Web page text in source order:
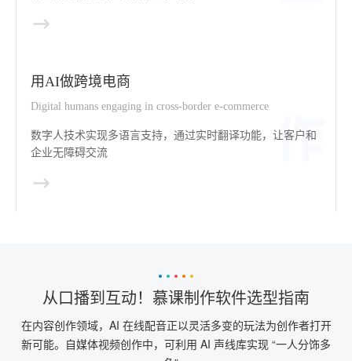
用AI做跨境电商
Digital humans engaging in cross-border e-commerce
数字人技术实现多语言支持，通过实时翻译功能，让客户和
企业无障碍交流
从口播到互动！慕课制作软件选型指南
在内容创作领域，AI 在线配音正以灵活多变的玩法为创作者打开
新可能。自媒体视频创作中，可利用 AI 声线库实现 “一人分饰多